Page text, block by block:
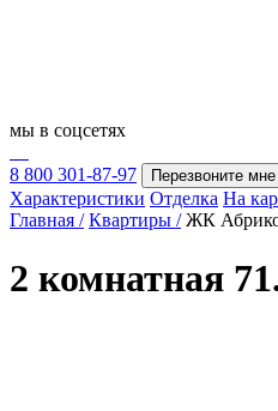
мы в соцсетях
8 800 301-87-97 Перезвоните мне
Характеристики Отделка На
Главная / Квартиры / ЖК
2 комнатная